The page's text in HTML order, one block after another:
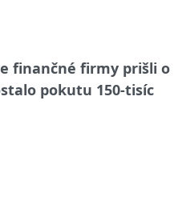
finančné firmy prišli o
pokutu 150-tisíc